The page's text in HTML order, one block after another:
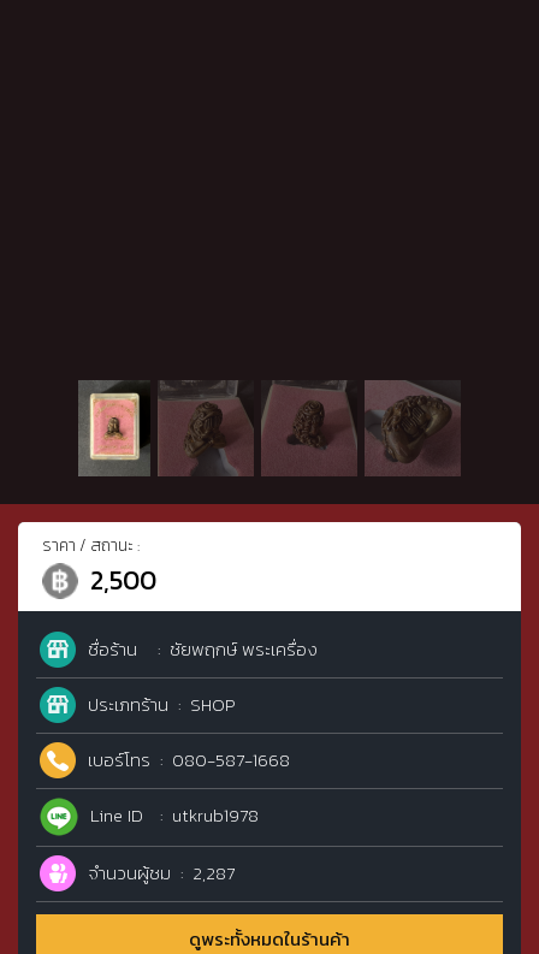
ราคา / สถานะ :
2,500
ชื่อร้าน
ชัยพฤกษ์ พระเครื่อง
ประเภทร้าน
SHOP
เบอร์โทร
080-587-1668
Line ID
utkrub1978
จำนวนผู้ชม 2,287
ดูพระทั้งหมดในร้านค้า